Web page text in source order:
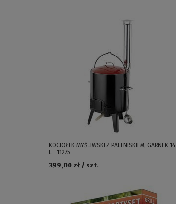
KOCIOŁEK MYŚLIWSKI Z PALENISKIEM, GARNEK 14
L - 11275
399,00 zł / szt.